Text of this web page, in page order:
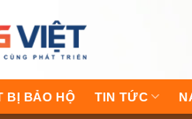
BỊ BẢO HỘ TIN TỨC